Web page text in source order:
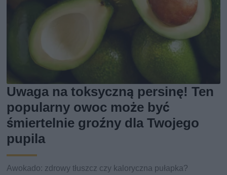
Uwaga na toksyczną persinę! Ten
popularny owoc może być
śmiertelnie groźny dla Twojego
pupila
Awokado: zdrowy tłuszcz czy kaloryczna pułapka?